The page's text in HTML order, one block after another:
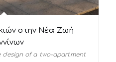
στην Νέα Ζωή
design of a two-apartment